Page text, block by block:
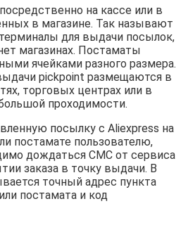
на кассе или в
в магазине. Так называют
для выдачи посылок,
магазинах. Постаматы
ячейками разного размера.
pickpoint размещаются в
торговых центрах или в
проходимости.
посылку с Aliexpress на
постамате пользователю,
дождаться СМС от сервиса
заказа в точку выдачи. В
точный адрес пункта
постамата и код